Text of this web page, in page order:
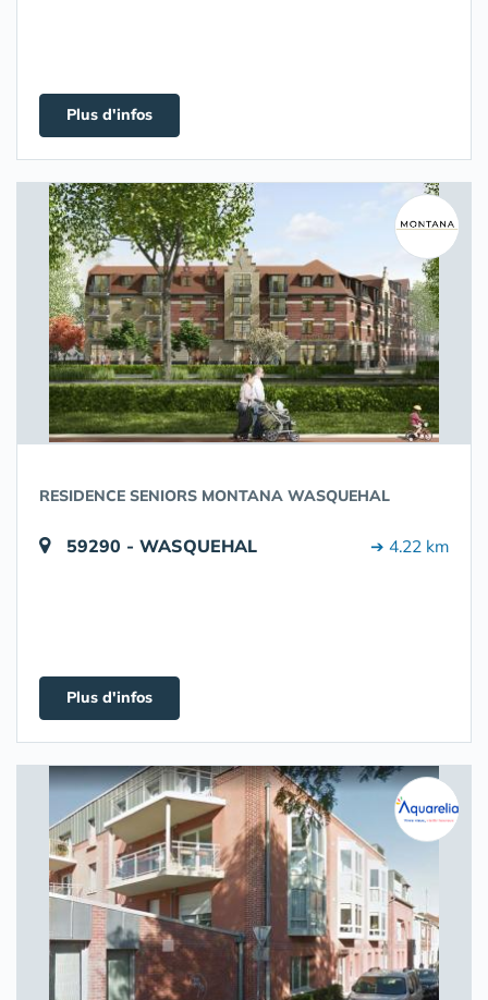
Plus d'infos
RESIDENCE SENIORS MONTANA WASQUEHAL
59290 - WASQUEHAL ➔ 4.22 km
Plus d'infos